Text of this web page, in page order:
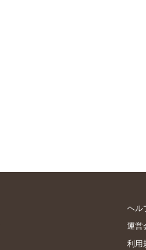
ヘル
運営
利用